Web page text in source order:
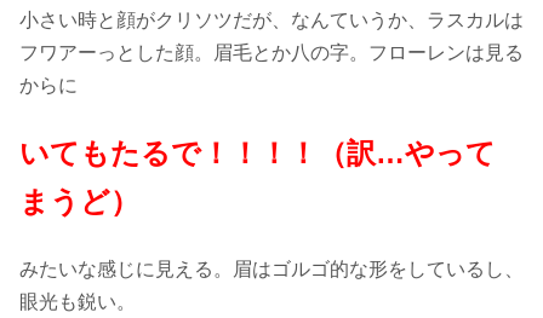
小さい時と顔がクリソツだが、なんていうか、ラスカルは
フワアーっとした顔。眉毛とか八の字。フローレンは見る
からに
いてもたるで！！！！（訳…やって
まうど）
みたいな感じに見える。眉はゴルゴ的な形をしているし、
眼光も鋭い。